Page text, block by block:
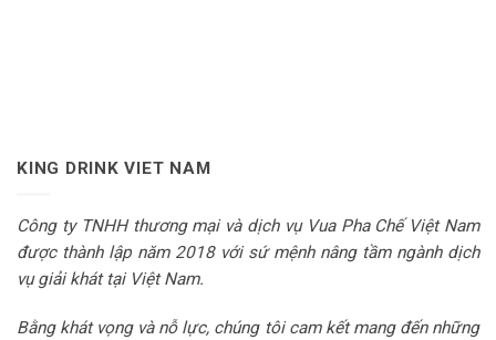
KING DRINK VIET NAM
Công ty TNHH thương mại và dịch vụ Vua Pha Chế Việt Nam
được thành lập năm 2018 với sứ mệnh nâng tầm ngành dịch
vụ giải khát tại Việt Nam.
Bằng khát vọng và nỗ lực, chúng tôi cam kết mang đến những